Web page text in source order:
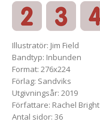
Illustratör: Jim Field
Bandtyp: Inbunden
Format: 276x224
Förlag: Sandviks
Utgivningsår: 2019
Författare: Rachel Bright
Antal sidor: 36